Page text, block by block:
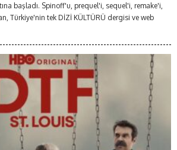
başladı. Spinoff'u, prequel'i, sequel'i, remake'i,
Türkiye'nin tek DİZİ KÜLTÜRÜ dergisi ve web